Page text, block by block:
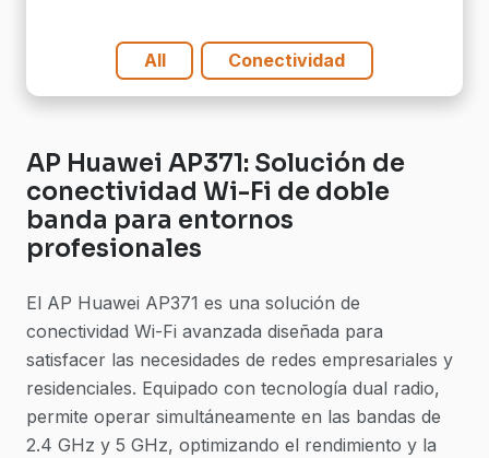
All Conectividad
AP Huawei AP371: Solución de
conectividad Wi-Fi de doble
banda para entornos
profesionales
El AP Huawei AP371 es una solución de
conectividad Wi-Fi avanzada diseñada para
satisfacer las necesidades de redes empresariales y
residenciales. Equipado con tecnología dual radio,
permite operar simultáneamente en las bandas de
2.4 GHz y 5 GHz, optimizando el rendimiento y la